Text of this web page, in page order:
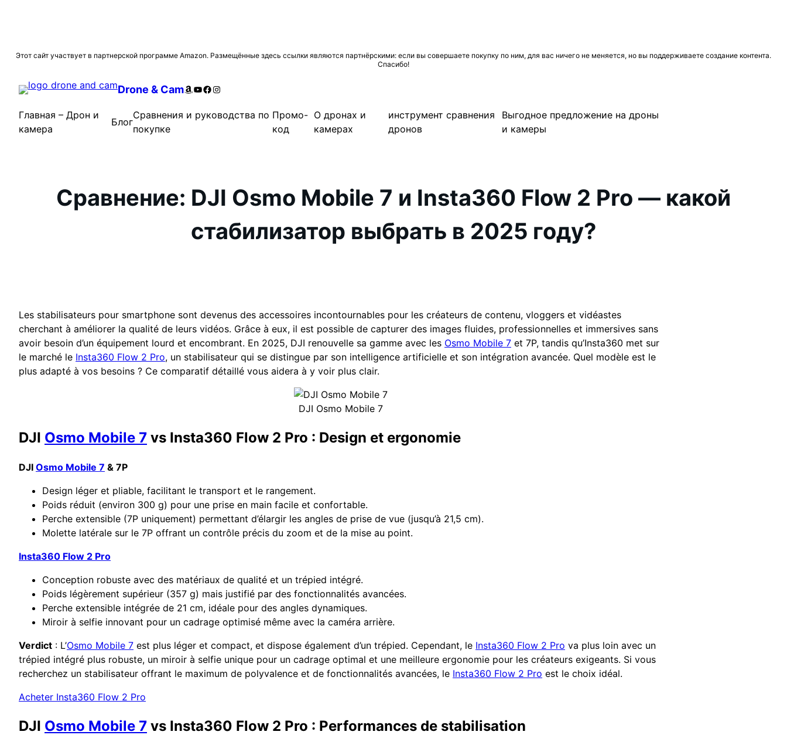
Перейти
содержимому
Этот сайт участвует в партнерской программе Amazon. Размещённые здесь ссылки являются партнёрскими: если вы совершаете покупку по ним, для вас ничего не меняется, но вы поддерживаете создание контента.
Спасибо!
Drone & CamAmazon
YouTube
Facebook
Instagram
Главная – Дрон и
камера
Блог
Сравнения и руководства по
покупке
Промо-
код
О дронах и
камерах
инструмент сравнения
дронов
Выгодное предложение на дроны
и камеры
Сравнение: DJI Osmo Mobile 7 и Insta360 Flow 2 Pro — какой
стабилизатор выбрать в 2025 году?
Les stabilisateurs pour smartphone sont devenus des accessoires incontournables pour les créateurs de contenu, vloggers et vidéastes
cherchant à améliorer la qualité de leurs vidéos. Grâce à eux, il est possible de capturer des images fluides, professionnelles et immersives sans
avoir besoin d’un équipement lourd et encombrant. En 2025, DJI renouvelle sa gamme avec les Osmo Mobile 7 et 7P, tandis qu’Insta360 met sur
le marché le Insta360 Flow 2 Pro, un stabilisateur qui se distingue par son intelligence artificielle et son intégration avancée. Quel modèle est le
plus adapté à vos besoins ? Ce comparatif détaillé vous aidera à y voir plus clair.
DJI Osmo Mobile 7
DJI Osmo Mobile 7 vs Insta360 Flow 2 Pro : Design et ergonomie
DJI Osmo Mobile 7 & 7P
Design léger et pliable, facilitant le transport et le rangement.
Poids réduit (environ 300 g) pour une prise en main facile et confortable.
Perche extensible (7P uniquement) permettant d’élargir les angles de prise de vue (jusqu’à 21,5 cm).
Molette latérale sur le 7P offrant un contrôle précis du zoom et de la mise au point.
Insta360 Flow 2 Pro
Conception robuste avec des matériaux de qualité et un trépied intégré.
Poids légèrement supérieur (357 g) mais justifié par des fonctionnalités avancées.
Perche extensible intégrée de 21 cm, idéale pour des angles dynamiques.
Miroir à selfie innovant pour un cadrage optimisé même avec la caméra arrière.
Verdict : L’Osmo Mobile 7 est plus léger et compact, et dispose également d’un trépied. Cependant, le Insta360 Flow 2 Pro va plus loin avec un
trépied intégré plus robuste, un miroir à selfie unique pour un cadrage optimal et une meilleure ergonomie pour les créateurs exigeants. Si vous
recherchez un stabilisateur offrant le maximum de polyvalence et de fonctionnalités avancées, le Insta360 Flow 2 Pro est le choix idéal.
Acheter Insta360 Flow 2 Pro
DJI Osmo Mobile 7 vs Insta360 Flow 2 Pro : Performances de stabilisation